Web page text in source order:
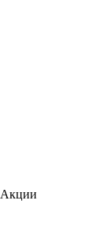
Акции